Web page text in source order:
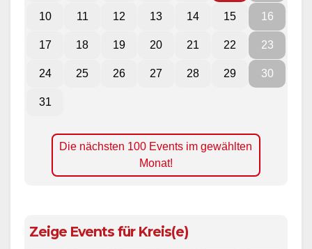
10 11 12 13 14 15 16
17 18 19 20 21 22 23
24 25 26 27 28 29 30
31
Die nächsten 100 Events im gewählten
Monat!
Zeige Events für Kreis(e)